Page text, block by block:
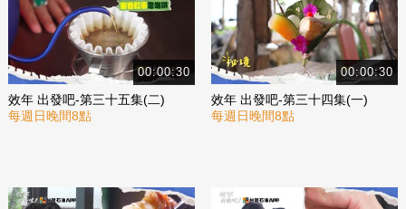
00:00:30
效年 出發吧-第三十五集(二)
每週日晚間8點
00:00:30
效年 出發吧-第三十四集(一)
每週日晚間8點